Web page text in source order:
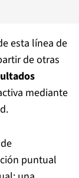
esta línea de
de otras
mediante
puntual